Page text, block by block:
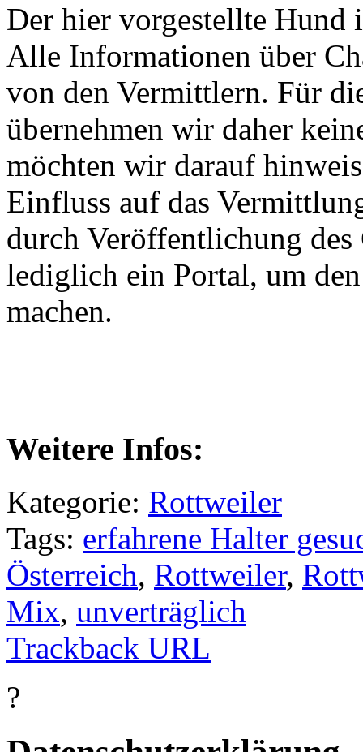
Der hier vorgestellte Hund
Alle Informationen über
von den Vermittlern. Für
übernehmen wir daher
möchten wir darauf
Einfluss auf das
durch Veröffentlichung des
lediglich ein Portal, um
machen.
Weitere Infos:
Kategorie: Rottweiler
Tags: erfahrene Halter
Österreich, Rottweiler,
Mix, unverträglich
Trackback URL
?